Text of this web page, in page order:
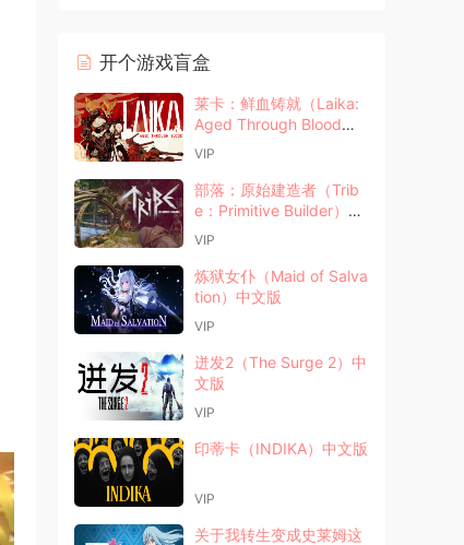
开个游戏盲盒
莱卡：鲜血铸就（Laika:
Aged Through Blood）
中文版
VIP
部落：原始建造者（Trib
e：Primitive Builder）中
文版
VIP
炼狱女仆（Maid of Salva
tion）中文版
VIP
迸发2（The Surge 2）中
文版
VIP
印蒂卡（INDIKA）中文版
VIP
关于我转生变成史莱姆这